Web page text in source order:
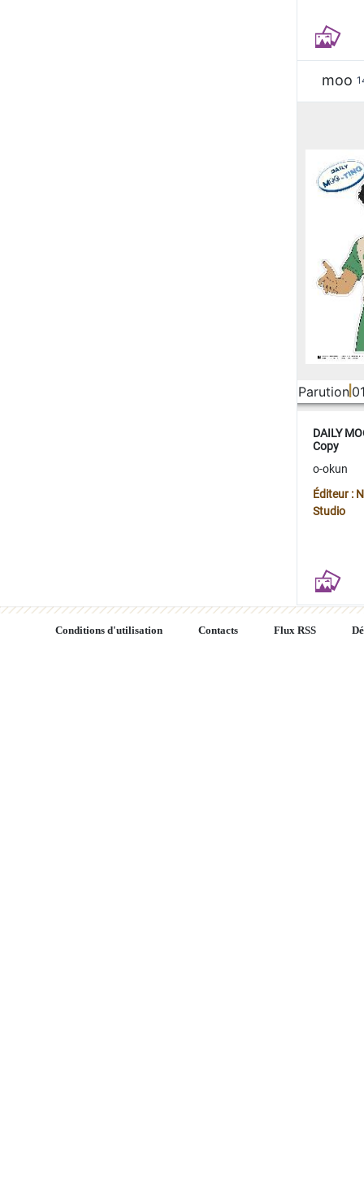
moo
Parution
DAILY
Copy
o-okun
Éditeur :
Studio
Conditions d'utilisation Contacts Flux RSS